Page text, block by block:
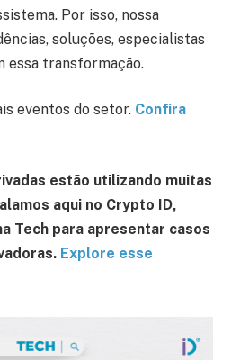
Por isso, nossa
soluções, especialistas
essa transformação.
eventos do setor. Confira
estão utilizando muitas
aqui no Crypto ID,
Tech para apresentar casos
Explore esse